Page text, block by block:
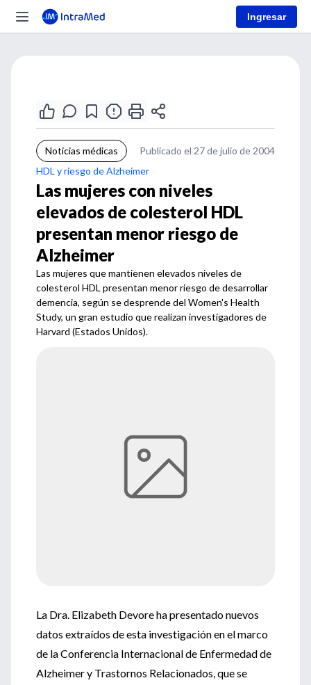
Ingresar
Noticias médicas
Publicado el 27 de julio de 2004
HDL y riesgo de Alzheimer
Las mujeres con niveles
elevados de colesterol HDL
presentan menor riesgo de
Alzheimer
Las mujeres que mantienen elevados niveles de
colesterol HDL presentan menor riesgo de desarrollar
demencia, según se desprende del Women's Health
Study, un gran estudio que realizan investigadores de
Harvard (Estados Unidos).
La Dra. Elizabeth Devore ha presentado nuevos
datos extraídos de esta investigación en el marco
de la Conferencia Internacional de Enfermedad de
Alzheimer y Trastornos Relacionados, que se